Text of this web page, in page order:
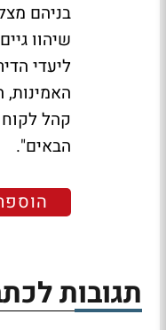
שיהוו
ליעדי
קהל
הבאים".
תגובות